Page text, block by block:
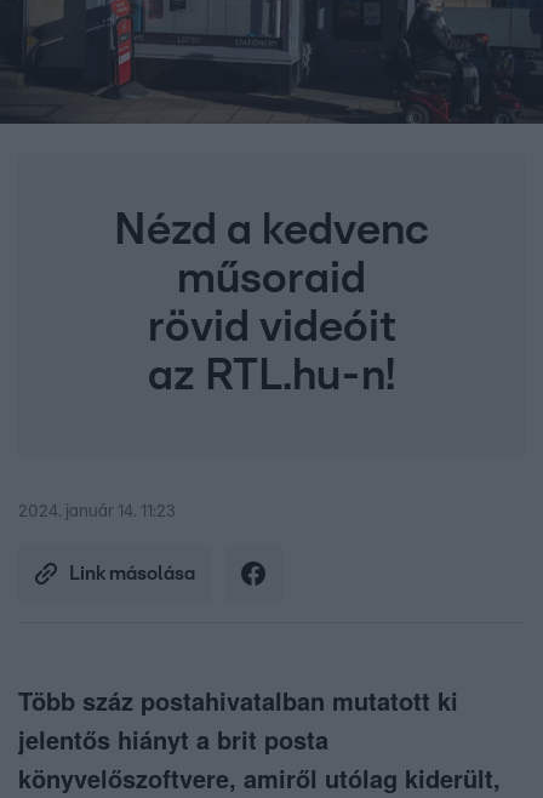
Nézd a kedvenc
műsoraid
rövid videóit
az RTL.hu-n!
2024. január 14. 11:23
Link másolása
Több száz postahivatalban mutatott ki
jelentős hiányt a brit posta
könyvelőszoftvere, amiről utólag kiderült,